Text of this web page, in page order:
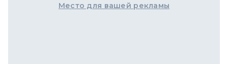
Место для вашей рекламы